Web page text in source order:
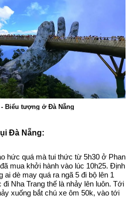
- Biểu tượng ở Đà Nẵng
Đà Nẵng:
hức quá mà tui thức từ 5h30 ở Phan
mua khởi hành vào lúc 10h25. Định
ai dè may quá ra ngã 5 đi bộ lên 1
Nha Trang thế là nhảy lên luôn. Tới
xuống bắt chú xe ôm 50k, vào tới